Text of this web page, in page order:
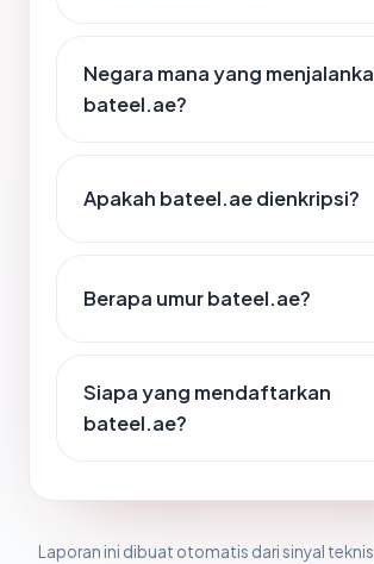
Negara mana yang
bateel.ae?
Apakah bateel.ae dienkripsi?
Berapa umur bateel.ae?
Siapa yang mendaftarkan
bateel.ae?
Laporan ini dibuat otomatis dari sinyal